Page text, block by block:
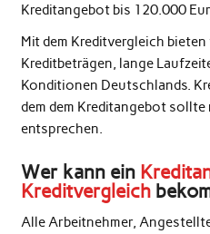
Kreditangebot bis 120.000
Mit dem Kreditvergleich
Kreditbeträgen, lange
Konditionen Deutschlands.
dem dem Kreditangebot
entsprechen.
Wer kann ein
Kreditvergleich
Alle Arbeitnehmer,